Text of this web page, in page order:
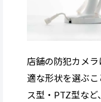
店舗の防犯カメ
適な形状を選ぶ
ス型・PTZ型など